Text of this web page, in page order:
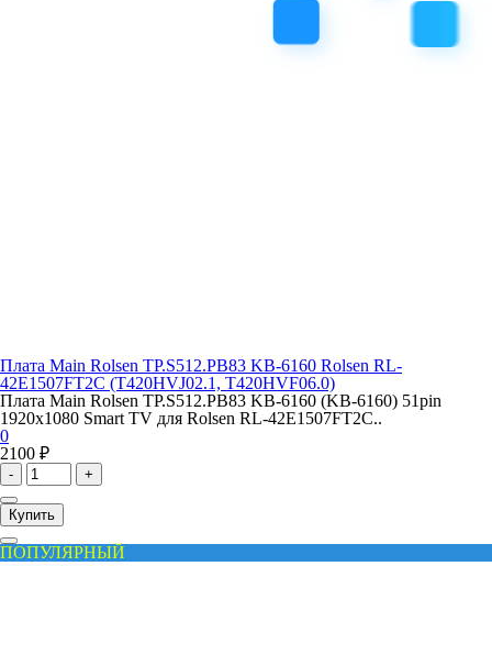
Плата Main Rolsen TP.S512.PB83 KB-6160 Rolsen RL-
42E1507FT2C (T420HVJ02.1, T420HVF06.0)
Плата Main Rolsen TP.S512.PB83 KB-6160 (KB-6160) 51pin
1920x1080 Smart TV для Rolsen RL-42E1507FT2C..
0
2100 ₽
- +
Купить
ПОПУЛЯРНЫЙ